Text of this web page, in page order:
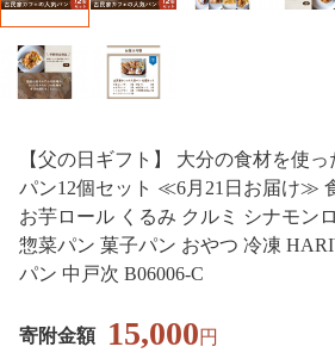
【父の日ギフト】 大分の食材を使
パン12個セット ≪6月21日お届け≫
お芋ロール くるみ クルミ シナモン
惣菜パン 菓子パン おやつ 冷凍
パン 中戸次 B06006-C
寄附金額 15,000円